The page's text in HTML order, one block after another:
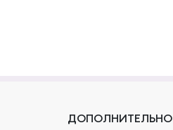
ДОПОЛНИТЕЛЬНО